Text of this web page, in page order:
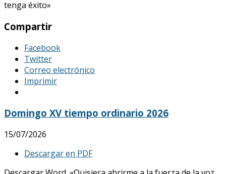
tenga éxito»
Compartir
Facebook
Twitter
Correo electrónico
Imprimir
Domingo XV tiempo ordinario 2026
15/07/2026
Descargar en PDF